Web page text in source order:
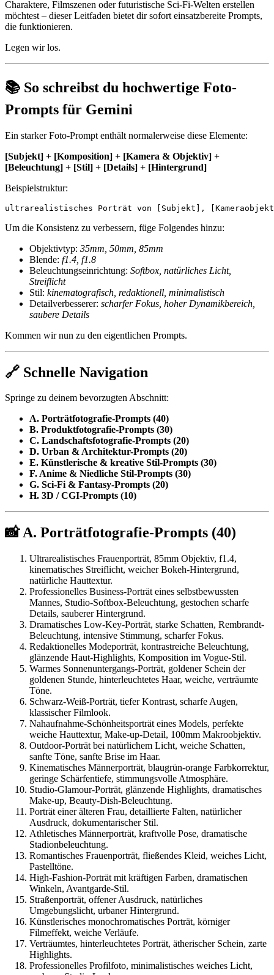
Charaktere, Filmszenen oder futuristische Sci-Fi-Welten erstellen
möchtest – dieser Leitfaden bietet dir sofort einsatzbereite Prompts,
die funktionieren.
Legen wir los.
📚 So schreibst du hochwertige Foto-
Prompts für Gemini
Ein starker Foto-Prompt enthält normalerweise diese Elemente:
[Subjekt] + [Komposition] + [Kamera & Objektiv] +
[Beleuchtung] + [Stil] + [Details] + [Hintergrund]
Beispielstruktur:
Um die Konsistenz zu verbessern, füge Folgendes hinzu:
Objektivtyp: 35mm, 50mm, 85mm
Blende: f1.4, f1.8
Beleuchtungseinrichtung: Softbox, natürliches Licht,
Streiflicht
Stil: kinematografisch, redaktionell, minimalistisch
Detailverbesserer: scharfer Fokus, hoher Dynamikbereich,
saubere Details
Kommen wir nun zu den eigentlichen Prompts.
🔗 Schnelle Navigation
Springe zu deinem bevorzugten Abschnitt:
A. Porträtfotografie-Prompts (40)
B. Produktfotografie-Prompts (30)
C. Landschaftsfotografie-Prompts (20)
D. Urban & Architektur-Prompts (20)
E. Künstlerische & kreative Stil-Prompts (30)
F. Anime & Niedliche Stil-Prompts (30)
G. Sci-Fi & Fantasy-Prompts (20)
H. 3D / CGI-Prompts (10)
📸 A. Porträtfotografie-Prompts (40)
Ultrarealistisches Frauenporträt, 85mm Objektiv, f1.4,
kinematisches Streiflicht, weicher Bokeh-Hintergrund,
natürliche Hauttextur.
Professionelles Business-Porträt eines selbstbewussten
Mannes, Studio-Softbox-Beleuchtung, gestochen scharfe
Details, sauberer Hintergrund.
Dramatisches Low-Key-Porträt, starke Schatten, Rembrandt-
Beleuchtung, intensive Stimmung, scharfer Fokus.
Redaktionelles Modeporträt, kontrastreiche Beleuchtung,
glänzende Haut-Highlights, Komposition im Vogue-Stil.
Warmes Sonnenuntergangs-Porträt, goldener Schein der
goldenen Stunde, hinterleuchtetes Haar, weiche, verträumte
Töne.
Schwarz-Weiß-Porträt, tiefer Kontrast, scharfe Augen,
klassischer Filmlook.
Nahaufnahme-Schönheitsporträt eines Models, perfekte
weiche Hauttextur, Make-up-Detail, 100mm Makroobjektiv.
Outdoor-Porträt bei natürlichem Licht, weiche Schatten,
sanfte Töne, sanfte Brise im Haar.
Kinematisches Männerporträt, blaugrün-orange Farbkorrektur,
geringe Schärfentiefe, stimmungsvolle Atmosphäre.
Studio-Glamour-Porträt, glänzende Highlights, dramatisches
Make-up, Beauty-Dish-Beleuchtung.
Porträt einer älteren Frau, detaillierte Falten, natürlicher
Ausdruck, dokumentarischer Stil.
Athletisches Männerporträt, kraftvolle Pose, dramatische
Stadionbeleuchtung.
Romantisches Frauenporträt, fließendes Kleid, weiches Licht,
Pastelltöne.
High-Fashion-Porträt mit kräftigen Farben, dramatischen
Winkeln, Avantgarde-Stil.
Straßenporträt, offener Ausdruck, natürliches
Umgebungslicht, urbaner Hintergrund.
Künstlerisches monochromatisches Porträt, körniger
Filmeffekt, weiche Verläufe.
Verträumtes, hinterleuchtetes Porträt, ätherischer Schein, zarte
Highlights.
Professionelles Profilfoto, minimalistisches weiches Licht,